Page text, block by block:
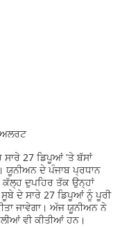
ਅਲਰਟ
ਸਾਰੇ 27 ਡਿਪੂਆਂ 'ਤੇ ਬੱਸਾਂ
ਯੂਨੀਅਨ ਦੇ ਪੰਜਾਬ ਪ੍ਰਧਾਨ
ਕੱਲ੍ਹ ਦੁਪਹਿਰ ਤੱਕ ਉਨ੍ਹਾਂ
ਦੇ ਸਾਰੇ 27 ਡਿਪੂਆਂ ਨੂੰ ਪੂਰੀ
ਜਾਵੇਗਾ। ਅੱਜ ਯੂਨੀਅਨ ਨੇ
ਵੀ ਕੀਤੀਆਂ ਹਨ।